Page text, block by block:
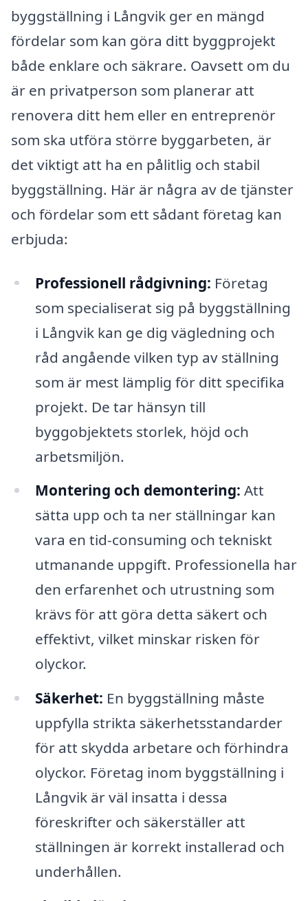
byggställning i Långvik ger en mängd
fördelar som kan göra ditt byggprojekt
både enklare och säkrare. Oavsett om du
är en privatperson som planerar att
renovera ditt hem eller en entreprenör
som ska utföra större byggarbeten, är
det viktigt att ha en pålitlig och stabil
byggställning. Här är några av de tjänster
och fördelar som ett sådant företag kan
erbjuda:
Professionell rådgivning: Företag
som specialiserat sig på byggställning
i Långvik kan ge dig vägledning och
råd angående vilken typ av ställning
som är mest lämplig för ditt specifika
projekt. De tar hänsyn till
byggobjektets storlek, höjd och
arbetsmiljön.
Montering och demontering: Att
sätta upp och ta ner ställningar kan
vara en tid-consuming och tekniskt
utmanande uppgift. Professionella har
den erfarenhet och utrustning som
krävs för att göra detta säkert och
effektivt, vilket minskar risken för
olyckor.
Säkerhet: En byggställning måste
uppfylla strikta säkerhetsstandarder
för att skydda arbetare och förhindra
olyckor. Företag inom byggställning i
Långvik är väl insatta i dessa
föreskrifter och säkerställer att
ställningen är korrekt installerad och
underhållen.